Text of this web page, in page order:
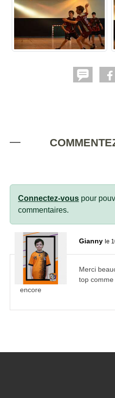
Connectez-vous pour
commentaires.
Gianny le
Merci
top
encore